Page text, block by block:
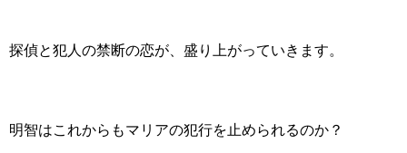
探偵と犯人の禁断の恋が、盛り上がっていきます。
明智はこれからもマリアの犯行を止められるのか？